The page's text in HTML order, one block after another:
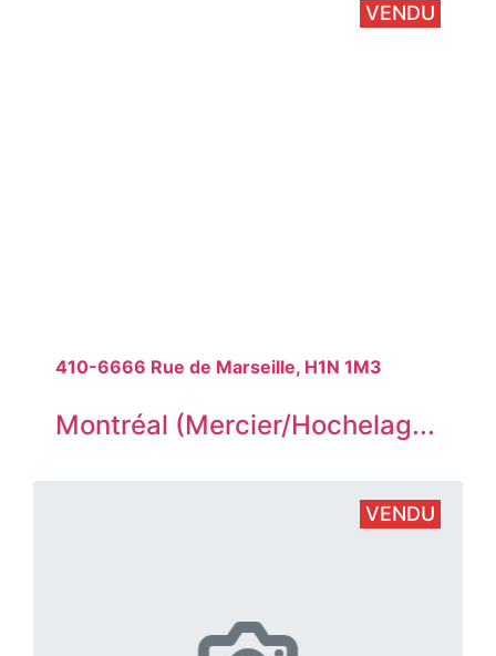
VENDU
410-6666 Rue de Marseille, H1N 1M3
Montréal (Mercier/Hochelag...
VENDU